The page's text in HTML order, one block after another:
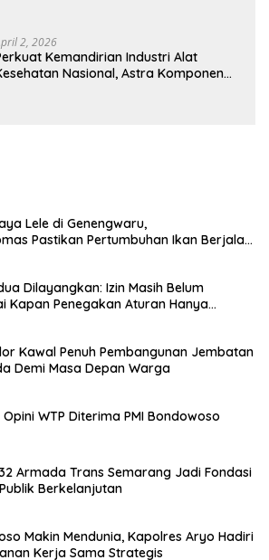
2, 2026
Kemandirian Industri Alat
Nasional, Astra Komponen
Lele di Genengwaru,
Pastikan Pertumbuhan Ikan Berjalan
Dilayangkan: Izin Masih Belum
Kapan Penegakan Aturan Hanya
Kawal Penuh Pembangunan Jembatan
Demi Masa Depan Warga
WTP Diterima PMI Bondowoso
Armada Trans Semarang Jadi Fondasi
Berkelanjutan
Makin Mendunia, Kapolres Aryo Hadiri
Kerja Sama Strategis